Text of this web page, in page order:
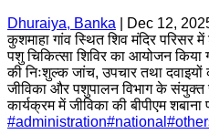
Dhuraiya, Banka
Dec 12,
कुशमाहा गांव स्थित शिव मंदिर
पशु चिकित्सा शिविर का आयोजन
की निःशुल्क जांच, उपचार तथा दवाइयों
जीविका और पशुपालन विभाग के संयुक्त
कार्यक्रम में जीविका की बीपीएम शबाना
#administration#national #